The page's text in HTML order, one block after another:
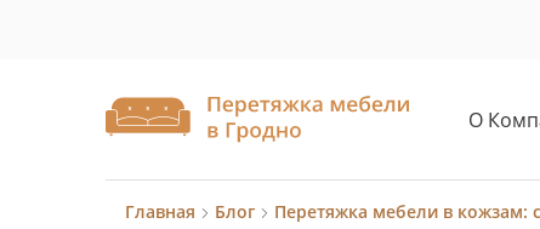
О
Главная Блог Перетяжка мебели в кожзам: